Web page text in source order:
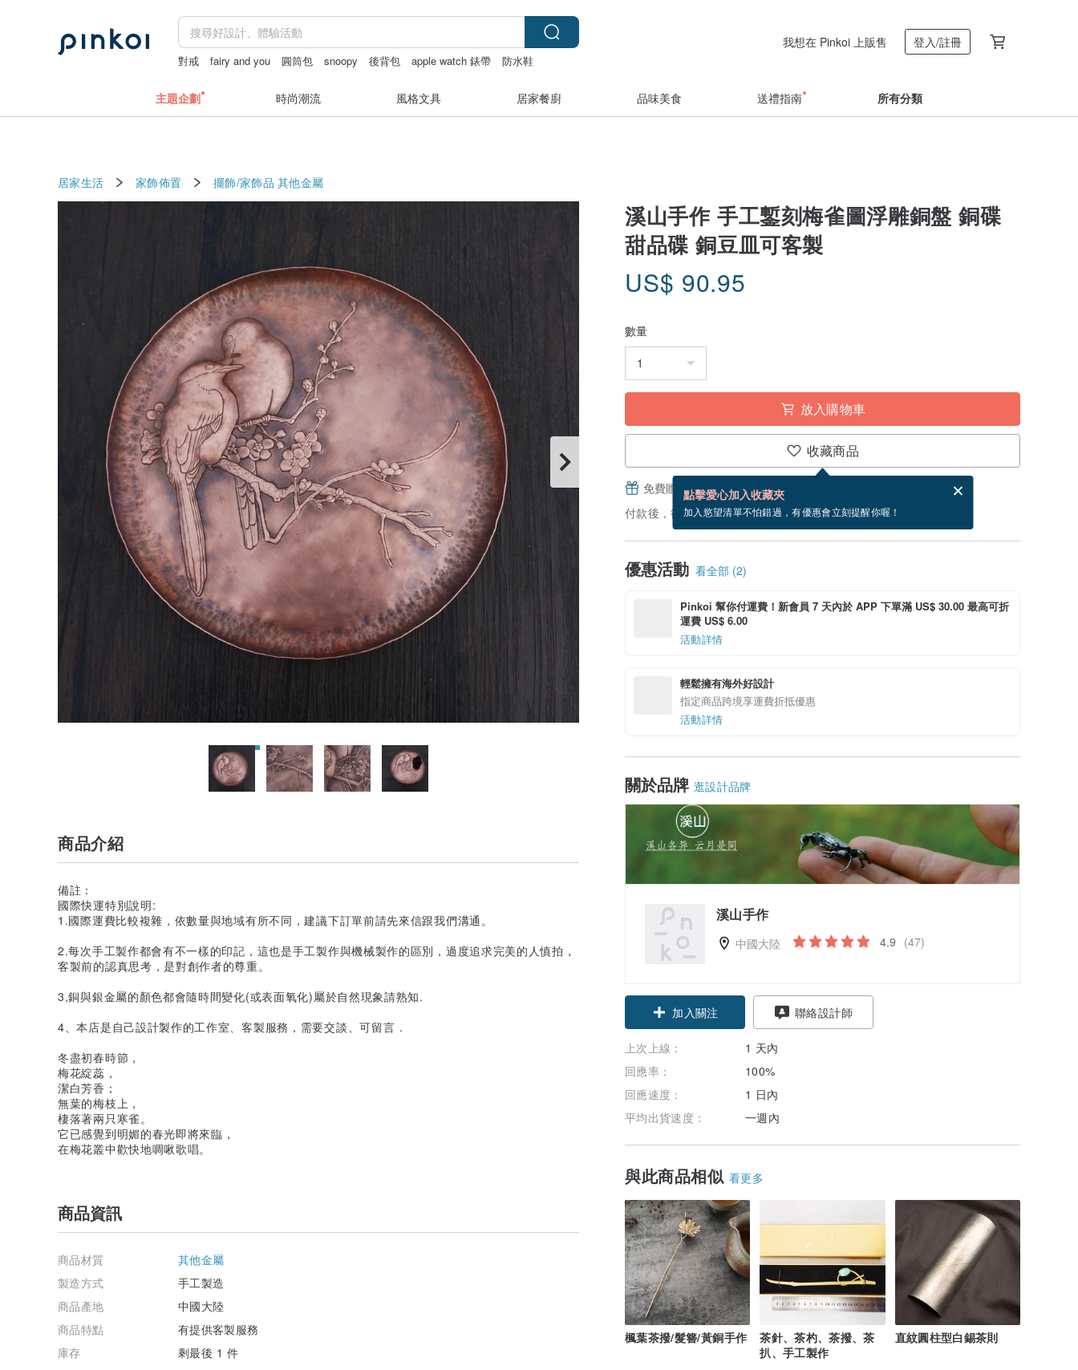
對戒 fairy and you 圓筒包 snoopy 後背包 apple watch 錶帶
防水鞋
我想在 Pinkoi 上販售 登入/註冊
主題企劃 時尚潮流 風格文具 居家餐廚 品味美食 送禮指南 所有分類
居家生活 家飾佈置 擺飾/家飾品 其他金屬
溪山手作 手工鏨刻梅雀圖浮雕銅盤 銅碟
甜品碟 銅豆皿可客製
US$ 90.95
數量
放入購物車
收藏商品
點擊愛心加入收藏夾
加入慾望清單不怕錯過，有優惠會立刻提醒你喔！
免費贈送電子賀卡，結帳完成後填寫
付款後，從備貨到寄出商品為 5 個工作天。（不包含假日）
優惠活動 看全部 (2)
Pinkoi 幫你付運費！新會員 7 天內於 APP 下單滿 US$ 30.00 最高可折
運費 US$ 6.00
活動詳情
輕鬆擁有海外好設計
指定商品跨境享運費折抵優惠
活動詳情
關於品牌 逛設計品牌
溪山手作
中國大陸 4.9 (47)
加入關注 聯絡設計師
上次上線：
1 天內
回應率：
100%
回應速度：
1 日內
平均出貨速度：
一週內
與此商品相似 看更多
楓葉茶撥/髮簪/黃銅手作
茶針、茶杓、茶撥、茶
扒、手工製作
直紋圓柱型白錫茶則
商品介紹
備註：
國際快運特別說明:
1.國際運費比較複雜，依數量與地域有所不同，建議下訂單前請先來信跟我們溝通。
2.每次手工製作都會有不一樣的印記，這也是手工製作與機械製作的區別，過度追求完美的人慎拍，
客製前的認真思考，是對創作者的尊重。
3,銅與銀金屬的顏色都會隨時間變化(或表面氧化)屬於自然現象請熟知.
4、本店是自己設計製作的工作室、客製服務，需要交談、可留言 .
冬盡初春時節，
梅花綻蕊，
潔白芳香；
無葉的梅枝上，
棲落著兩只寒雀。
它已感覺到明媚的春光即將來臨，
在梅花叢中歡快地啁啾歌唱。
商品資訊
商品材質
其他金屬
製造方式
手工製造
商品產地
中國大陸
商品特點
有提供客製服務
庫存
剩最後 1 件